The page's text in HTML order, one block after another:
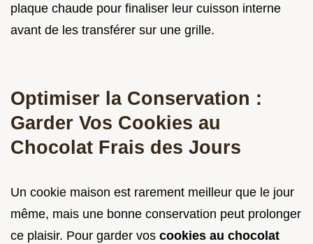
plaque chaude pour finaliser leur cuisson interne
avant de les transférer sur une grille.
Optimiser la Conservation :
Garder Vos Cookies au
Chocolat Frais des Jours
Un cookie maison est rarement meilleur que le jour
même, mais une bonne conservation peut prolonger
ce plaisir. Pour garder vos cookies au chocolat